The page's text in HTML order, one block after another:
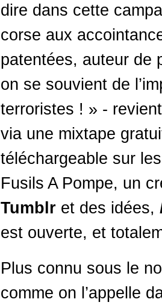
dire dans cette
corse aux
patentées, auteur de
on se souvient de
terroristes ! » -
via une mixtape
téléchargeable sur
Fusils A Pompe, un
Tumblr et des idées,
est ouverte, et
Plus connu sous le
comme on l’appelle